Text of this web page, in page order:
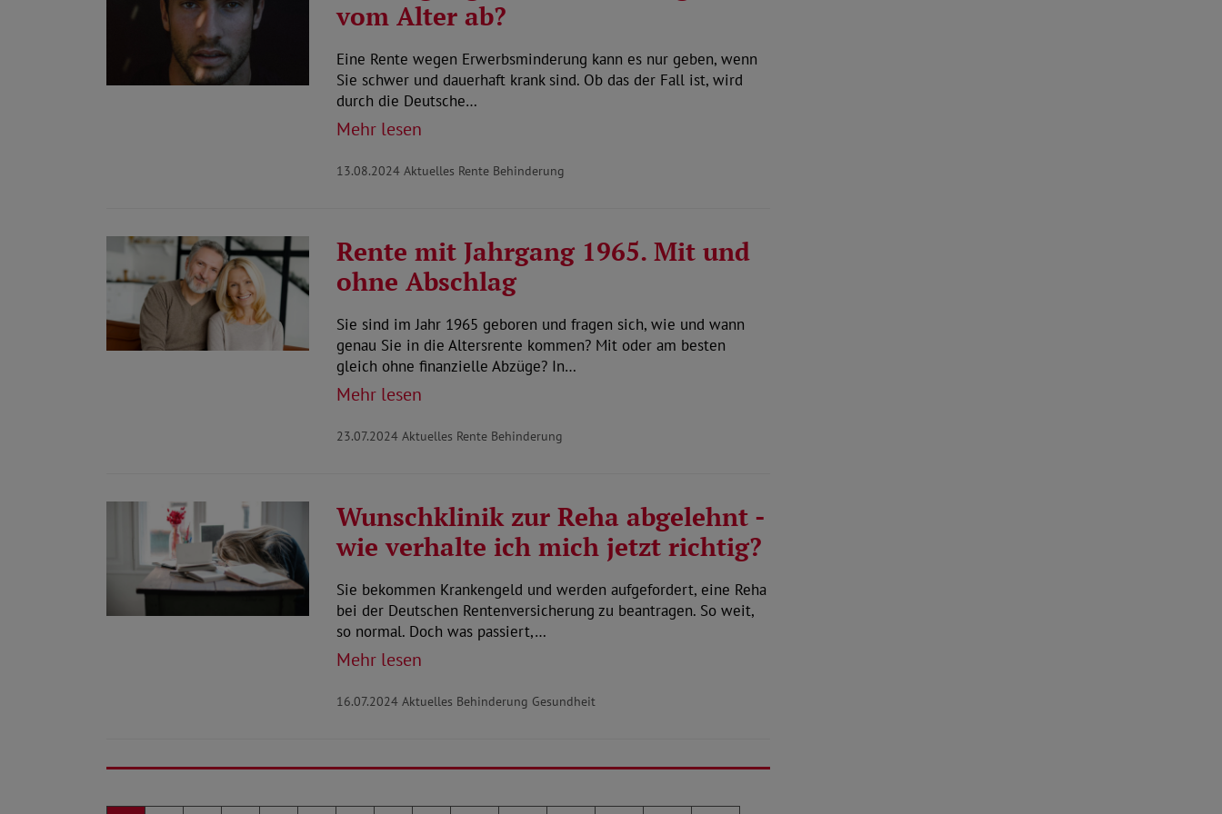
vom Alter ab?
Eine Rente wegen Erwerbsminderung kann es nur geben, wenn
Sie schwer und dauerhaft krank sind. Ob das der Fall ist, wird
durch die Deutsche…
Mehr lesen
13.08.2024Aktuelles Rente Behinderung
Rente mit Jahrgang 1965. Mit und
ohne Abschlag
Sie sind im Jahr 1965 geboren und fragen sich, wie und wann
genau Sie in die Altersrente kommen? Mit oder am besten
gleich ohne finanzielle Abzüge? In…
Mehr lesen
23.07.2024Aktuelles Rente Behinderung
Wunschklinik zur Reha abgelehnt -
wie verhalte ich mich jetzt richtig?
Sie bekommen Krankengeld und werden aufgefordert, eine Reha
bei der Deutschen Rentenversicherung zu beantragen. So weit,
so normal. Doch was passiert,…
Mehr lesen
16.07.2024Aktuelles Behinderung Gesundheit